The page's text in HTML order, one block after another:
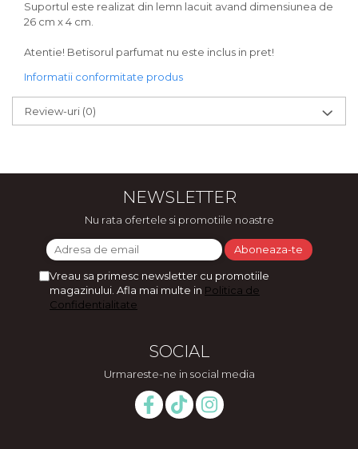
Suportul este realizat din lemn lacuit avand dimensiunea de
26 cm x 4 cm.
Atentie! Betisorul parfumat nu este inclus in pret!
Informatii conformitate produs
Review-uri (0)
NEWSLETTER
Nu rata ofertele si promotiile noastre
Vreau sa primesc newsletter cu promotiile
magazinului. Afla mai multe in Politica de
Confidentialitate
SOCIAL
Urmareste-ne in social media